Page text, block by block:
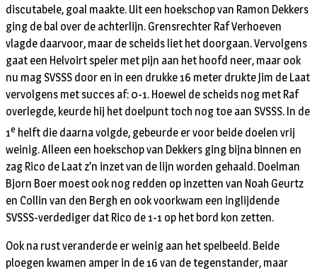
discutabele, goal maakte. Uit een hoekschop van Ramon Dekkers
ging de bal over de achterlijn. Grensrechter Raf Verhoeven
vlagde daarvoor, maar de scheids liet het doorgaan. Vervolgens
gaat een Helvoirt speler met pijn aan het hoofd neer, maar ook
nu mag SVSSS door en in een drukke 16 meter drukte Jim de Laat
vervolgens met succes af: 0-1. Hoewel de scheids nog met Raf
overlegde, keurde hij het doelpunt toch nog toe aan SVSSS. In de
1e helft die daarna volgde, gebeurde er voor beide doelen vrij
weinig. Alleen een hoekschop van Dekkers ging bijna binnen en
zag Rico de Laat z’n inzet van de lijn worden gehaald. Doelman
Bjorn Boer moest ook nog redden op inzetten van Noah Geurtz
en Collin van den Bergh en ook voorkwam een inglijdende
SVSSS-verdediger dat Rico de 1-1 op het bord kon zetten.
Ook na rust veranderde er weinig aan het spelbeeld. Beide
ploegen kwamen amper in de 16 van de tegenstander, maar